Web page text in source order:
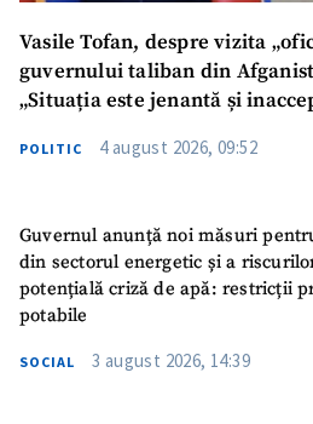
Vasile Tofan, despre vizita
guvernului taliban din
„Situația este jenantă și
POLITIC 4 august 2026, 09:52
Guvernul anunță noi măsuri
din sectorul energetic și a
potențială criză de apă: restricții
potabile
SOCIAL 3 august 2026, 14:39